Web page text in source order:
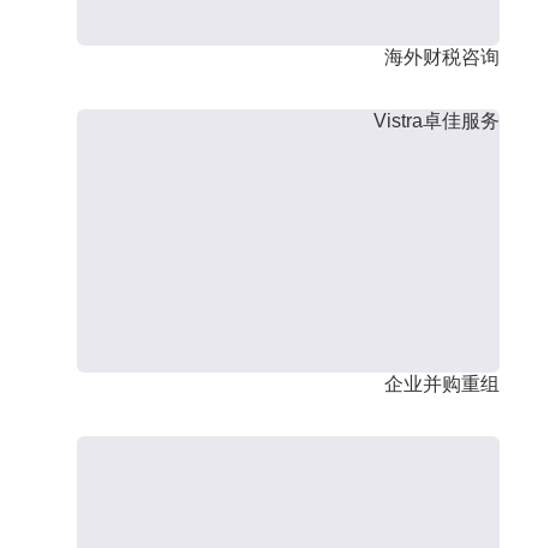
海外财税咨询
Vistra卓佳服务
企业并购重组